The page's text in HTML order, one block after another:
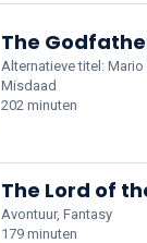
The
Alternatieve titel: Mario
Misdaad
202 minuten
The Lord of
Avontuur, Fantasy
179 minuten